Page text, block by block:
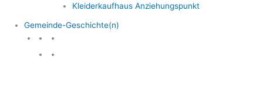
Kleiderkaufhaus Anziehungspunkt
Gemeinde-Geschichte(n)